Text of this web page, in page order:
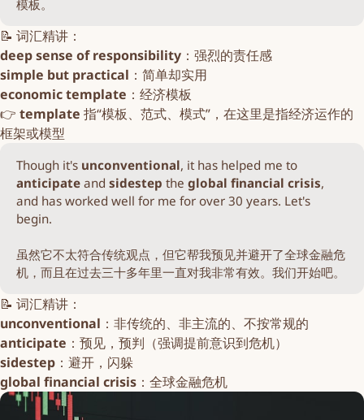
模板。
📝 词汇精讲：
deep sense of responsibility ：强烈的责任感
simple but practical ：简单却实用
economic template ：经济模板
👉 template 指“模板、范式、模式”，在这里是指经济运作的
框架或模型
Though it's unconventional, it has helped me to
anticipate and sidestep the global financial crisis,
and has worked well for me for over 30 years. Let's
begin.
虽然它不太符合传统观点，但它帮我预见并避开了全球金融危
机，而且在过去三十多年里一直对我非常有效。我们开始吧。
📝 词汇精讲：
unconventional ：非传统的、非主流的、不按常规的
anticipate ：预见，预判（强调提前意识到危机）
sidestep ：避开，闪躲
global financial crisis ：全球金融危机